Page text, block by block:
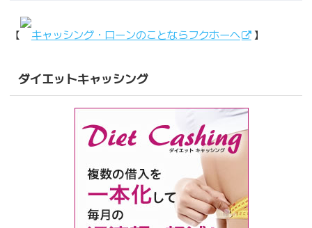
【 キャッシング・ローンのことならフクホーへ 】
ダイエットキャッシング